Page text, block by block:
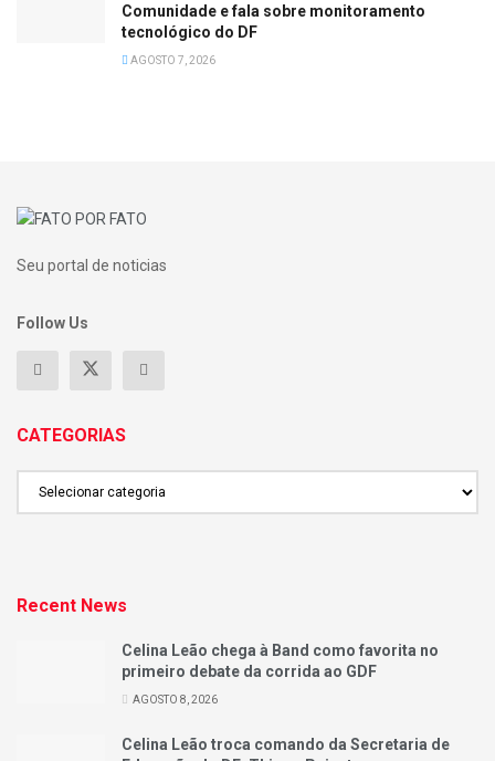
Comunidade e fala sobre monitoramento
tecnológico do DF
AGOSTO 7, 2026
Seu portal de noticias
Follow Us
CATEGORIAS
Recent News
Celina Leão chega à Band como favorita no
primeiro debate da corrida ao GDF
AGOSTO 8, 2026
Celina Leão troca comando da Secretaria de